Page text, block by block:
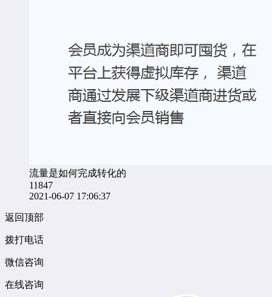
流量是如何完成转化的
11847
2021-06-07 17:06:37
返回顶部
拨打电话
微信咨询
在线咨询